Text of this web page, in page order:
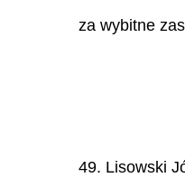
za wybitne
49. Lisowski